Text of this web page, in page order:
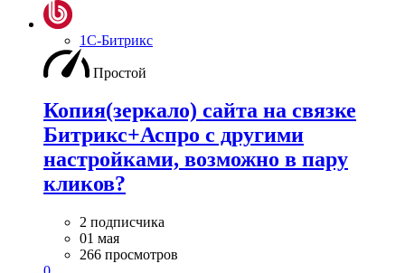
1С-Битрикс
Простой
Копия(зеркало) сайта на связке
Битрикс+Аспро с другими
настройками, возможно в пару
кликов?
2 подписчика
01 мая
266 просмотров